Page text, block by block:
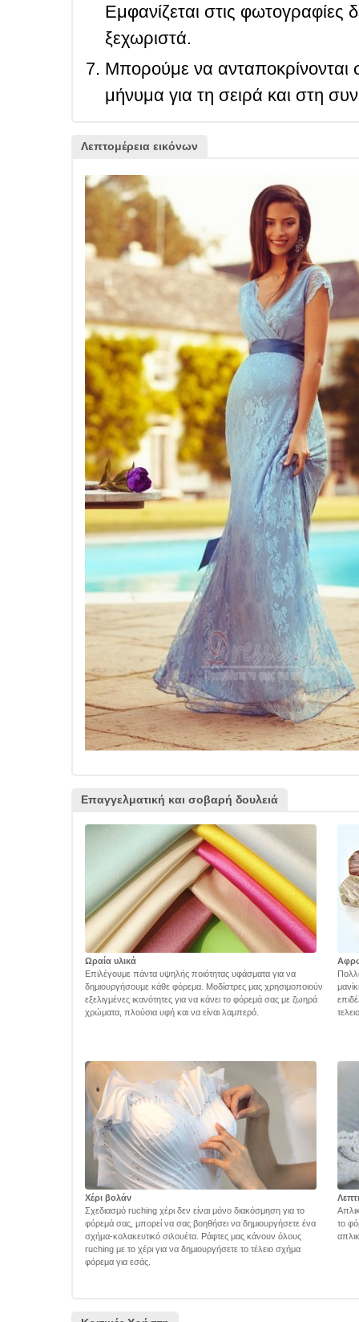
Εμφανίζεται στις φωτογραφίες
ξεχωριστά.
Μπορούμε να ανταποκρίνονται
μήνυμα για τη σειρά και στη
Λεπτομέρεια εικόνων
Επαγγελματική και σοβαρή δουλειά
Ωραία υλικά
Επιλέγουμε πάντα υψηλής ποιότητας υφάσματα για να
δημιουργήσουμε κάθε φόρεμα. Μοδίστρες μας χρησιμοποιούν
εξελιγμένες ικανότητες για να κάνει το φόρεμά σας με ζωηρά
χρώματα, πλούσια υφή και να είναι λαμπερό.
Χέρι βολάν
Σχεδιασμό ruching χέρι δεν είναι μόνο διακόσμηση για το
φόρεμά σας, μπορεί να σας βοηθήσει να δημιουργήσετε ένα
σχήμα-κολακευτικό σιλουέτα. Ράφτες μας κάνουν όλους
ruching με το χέρι για να δημιουργήσετε το τέλειο σχήμα
φόρεμα για εσάς.
το